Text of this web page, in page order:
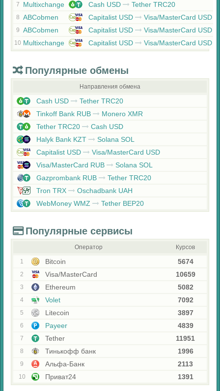
7 Multixchange Cash USD Tether TRC20
8 ABCobmen Capitalist USD Visa/MasterCard USD
9 ABCobmen Capitalist USD Visa/MasterCard USD
10 Multixchange Capitalist USD Visa/MasterCard USD
Популярные обмены
Направления обмена
Cash USD
Tether TRC20
Tinkoff Bank RUB
Monero XMR
Tether TRC20
Cash USD
Halyk Bank KZT
Solana SOL
Capitalist USD
Visa/MasterCard USD
Visa/MasterCard RUB
Solana SOL
Gazprombank RUB
Tether TRC20
Tron TRX
Oschadbank UAH
WebMoney WMZ
Tether BEP20
Популярные сервисы
Оператор Курсов
1 Bitcoin 5674
2 Visa/MasterCard 10659
3 Ethereum 5082
4 Volet 7092
5 Litecoin 3897
6 Payeer 4839
7 Tether 11951
8 Тинькофф банк 1996
9 Альфа-Банк 2113
10 Приват24 1391